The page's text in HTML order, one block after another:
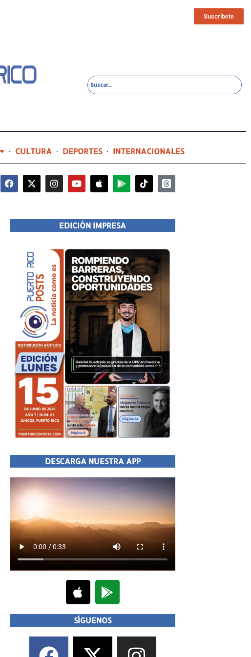
Suscríbete
CULTURA DEPORTES INTERNACIONALES
4 horas ago
EDICIÓN IMPRESA
DESCARGA NUESTRA APP
SÍGUENOS